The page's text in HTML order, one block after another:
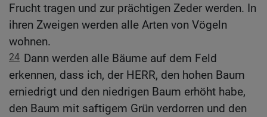
Frucht tragen und zur prächtigen Zeder werden. In
ihren Zweigen werden alle Arten von Vögeln
wohnen.
24 Dann werden alle Bäume auf dem Feld
erkennen, dass ich, der HERR, den hohen Baum
erniedrigt und den niedrigen Baum erhöht habe,
den Baum mit saftigem Grün verdorren und den